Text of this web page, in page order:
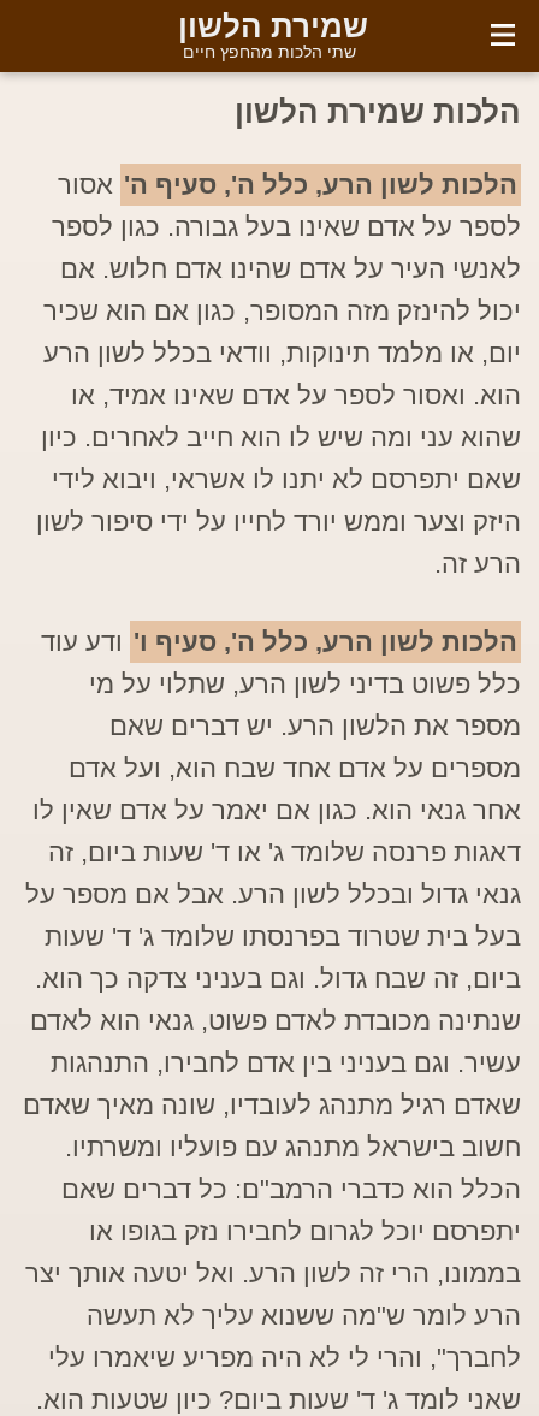
שמירת הלשון
שתי הלכות מהחפץ חיים
הלכות שמירת הלשון
הלכות לשון הרע, כלל ה', סעיף ה' אסור
לספר על אדם שאינו בעל גבורה. כגון לספר
לאנשי העיר על אדם שהינו אדם חלוש. אם
יכול להינזק מזה המסופר, כגון אם הוא שכיר
יום, או מלמד תינוקות, וודאי בכלל לשון הרע
הוא. ואסור לספר על אדם שאינו אמיד, או
שהוא עני ומה שיש לו הוא חייב לאחרים. כיון
שאם יתפרסם לא יתנו לו אשראי, ויבוא לידי
היזק וצער וממש יורד לחייו על ידי סיפור לשון
הרע זה.
הלכות לשון הרע, כלל ה', סעיף ו' ודע עוד
כלל פשוט בדיני לשון הרע, שתלוי על מי
מספר את הלשון הרע. יש דברים שאם
מספרים על אדם אחד שבח הוא, ועל אדם
אחר גנאי הוא. כגון אם יאמר על אדם שאין לו
דאגות פרנסה שלומד ג' או ד' שעות ביום, זה
גנאי גדול ובכלל לשון הרע. אבל אם מספר על
בעל בית שטרוד בפרנסתו שלומד ג' ד' שעות
ביום, זה שבח גדול. וגם בעניני צדקה כך הוא.
שנתינה מכובדת לאדם פשוט, גנאי הוא לאדם
עשיר. וגם בעניני בין אדם לחבירו, התנהגות
שאדם רגיל מתנהג לעובדיו, שונה מאיך שאדם
חשוב בישראל מתנהג עם פועליו ומשרתיו.
הכלל הוא כדברי הרמב"ם: כל דברים שאם
יתפרסם יוכל לגרום לחבירו נזק בגופו או
בממונו, הרי זה לשון הרע. ואל יטעה אותך יצר
הרע לומר ש"מה ששנוא עליך לא תעשה
לחברך", והרי לי לא היה מפריע שיאמרו עלי
שאני לומד ג' ד' שעות ביום? כיון שטעות הוא.